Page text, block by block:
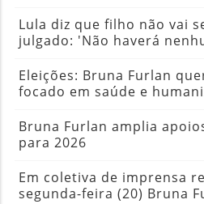
Lula diz que filho não vai
julgado: 'Não haverá
Eleições: Bruna Furlan
focado em saúde e
Bruna Furlan amplia
para 2026
Em coletiva de imprensa
segunda-feira (20) Bruna